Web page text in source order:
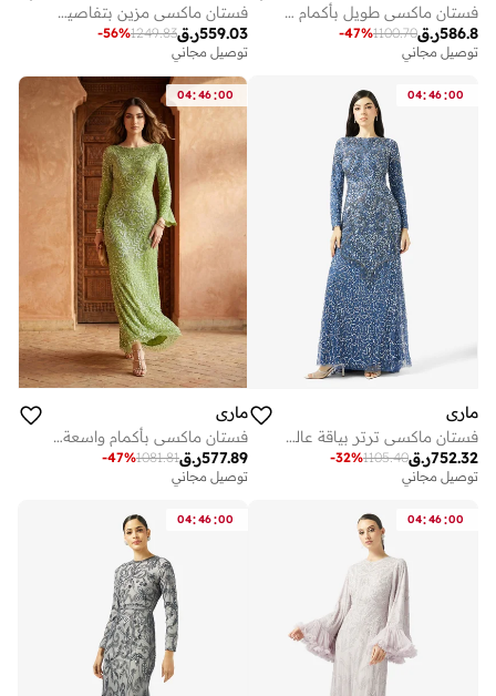
فستان ماكسي طويل بأكمام مزينة
ر.ق586.8
1100.70
-47%
توصيل مجاني
فستان ماكسي مزين بتفاصيل شبكية
ر.ق559.03
1249.83
-56%
توصيل مجاني
04:46:00
ماري
فستان ماكسي ترتر بياقة عالية
ر.ق752.32
1105.40
-32%
توصيل مجاني
04:46:00
ماري
فستان ماكسي بأكمام واسعة مزينة
ر.ق577.89
1081.81
-47%
توصيل مجاني
04:46:00
04:46:00